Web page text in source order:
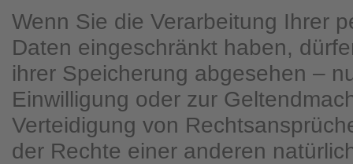
Wenn Sie die Verarbeitung Ihrer
Daten eingeschränkt haben,
ihrer Speicherung abgesehen –
Einwilligung oder zur
Verteidigung von
der Rechte einer anderen